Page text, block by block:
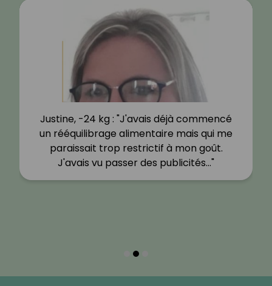
Justine, -24 kg : "J'avais déjà commencé
un rééquilibrage alimentaire mais qui me
paraissait trop restrictif à mon goût.
J'avais vu passer des publicités…"